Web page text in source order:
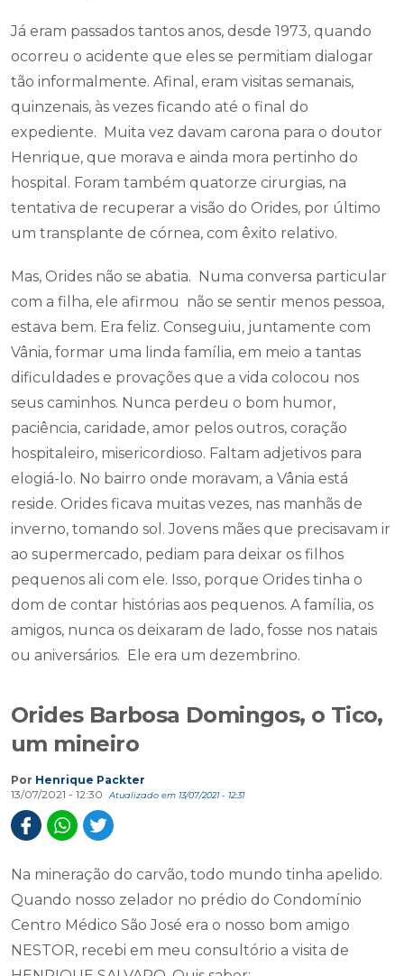
Já eram passados tantos anos, desde 1973, quando
ocorreu o acidente que eles se permitiam dialogar
tão informalmente. Afinal, eram visitas semanais,
quinzenais, às vezes ficando até o final do
expediente. Muita vez davam carona para o doutor
Henrique, que morava e ainda mora pertinho do
hospital. Foram também quatorze cirurgias, na
tentativa de recuperar a visão do Orides, por último
um transplante de córnea, com êxito relativo.
Mas, Orides não se abatia. Numa conversa particular
com a filha, ele afirmou não se sentir menos pessoa,
estava bem. Era feliz. Conseguiu, juntamente com
Vânia, formar uma linda família, em meio a tantas
dificuldades e provações que a vida colocou nos
seus caminhos. Nunca perdeu o bom humor,
paciência, caridade, amor pelos outros, coração
hospitaleiro, misericordioso. Faltam adjetivos para
elogiá-lo. No bairro onde moravam, a Vânia está
reside. Orides ficava muitas vezes, nas manhãs de
inverno, tomando sol. Jovens mães que precisavam ir
ao supermercado, pediam para deixar os filhos
pequenos ali com ele. Isso, porque Orides tinha o
dom de contar histórias aos pequenos. A família, os
amigos, nunca os deixaram de lado, fosse nos natais
ou aniversários. Ele era um dezembrino.
Orides Barbosa Domingos, o Tico,
um mineiro
Por Henrique Packter
13/07/2021 - 12:30
Atualizado em 13/07/2021 - 12:31
Na mineração do carvão, todo mundo tinha apelido.
Quando nosso zelador no prédio do Condomínio
Centro Médico São José era o nosso bom amigo
NESTOR, recebi em meu consultório a visita de